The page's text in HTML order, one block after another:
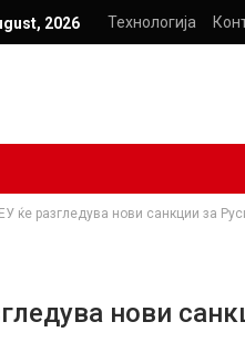
2026 Технологија
ЕУ ќе разгледува нови санкции за
нови